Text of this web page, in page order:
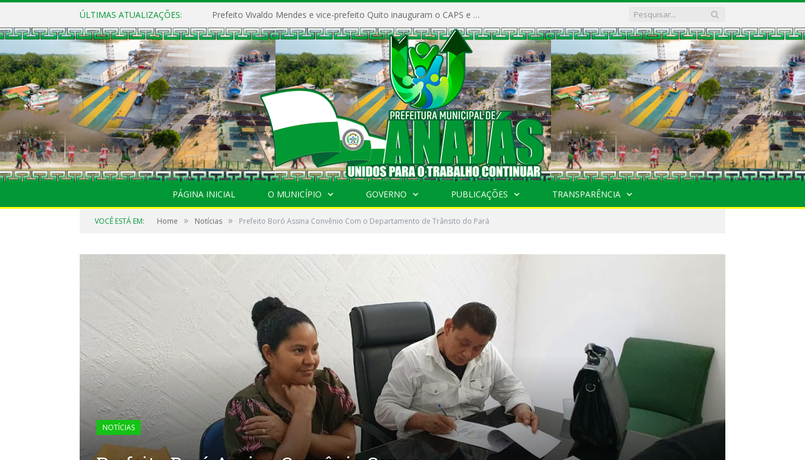
ÚLTIMAS ATUALIZAÇÕES: Prefeito Vivaldo Mendes e vice-prefeito Quito inauguram o CAPS e fortalecem a saúde pública em Anajás.
PÁGINA INICIAL O MUNICÍPIO GOVERNO PUBLICAÇÕES TRANSPARÊNCIA
VOCÊ ESTÁ EM: Home » Notícias » Prefeito Boró Assina Convênio Com o Departamento de Trânsito do Pará
NOTÍCIAS